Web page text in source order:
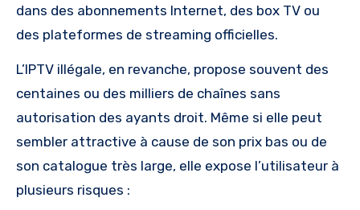
dans des abonnements Internet, des box TV ou
des plateformes de streaming officielles.
L’IPTV illégale, en revanche, propose souvent des
centaines ou des milliers de chaînes sans
autorisation des ayants droit. Même si elle peut
sembler attractive à cause de son prix bas ou de
son catalogue très large, elle expose l’utilisateur à
plusieurs risques :